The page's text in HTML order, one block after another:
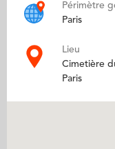
Périmètre
Paris
Lieu
Cimetière
Paris